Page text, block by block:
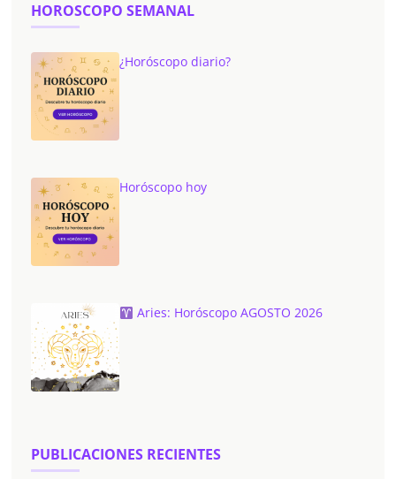
HOROSCOPO SEMANAL
¿Horóscopo diario?
Horóscopo hoy
Aries: Horóscopo AGOSTO 2026
PUBLICACIONES RECIENTES